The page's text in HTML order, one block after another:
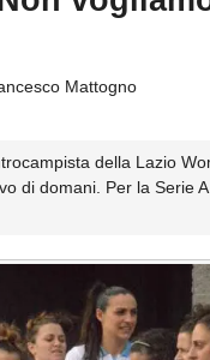
Mattogno
della Lazio
di domani. Per la Serie